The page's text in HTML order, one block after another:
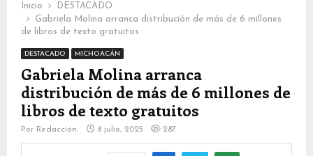
Inicio
DESTACADO
Gabriela Molina arranca distribución de más de 6 millones
de libros de texto gratuitos
DESTACADO MICHOACÁN
Gabriela Molina arranca
distribución de más de 6 millones de
libros de texto gratuitos
Por Redacción 8 julio, 2025 287